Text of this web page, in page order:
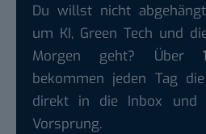
Du willst nicht
um KI, Green Tech und
Morgen geht? Über
bekommen jeden Tag
direkt in die Inbox und
Vorsprung.